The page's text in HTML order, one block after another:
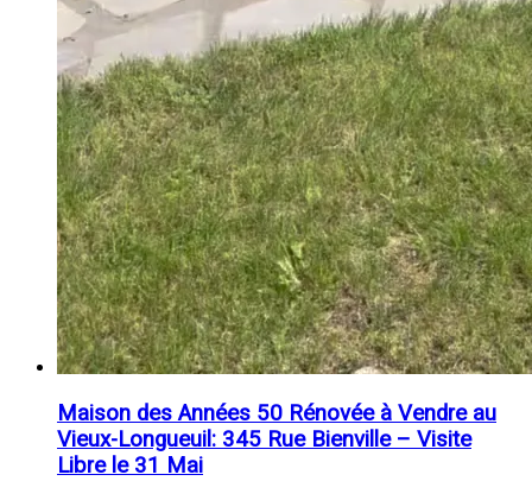
Maison des Années 50 Rénovée à Vendre au
Vieux-Longueuil: 345 Rue Bienville – Visite
Libre le 31 Mai